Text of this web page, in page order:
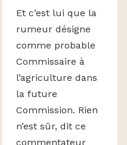
Et c’est lui que la
rumeur désigne
comme probable
Commissaire à
l’agriculture dans
la future
Commission. Rien
n’est sûr, dit ce
commentateur